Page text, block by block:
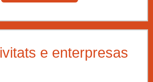
e enterpresas